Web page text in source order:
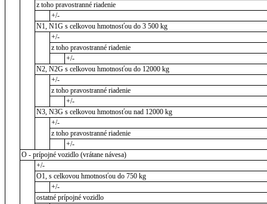
z toho pravostranné riadenie
+/-
N1, N1G s celkovou hmotnosťou do 3 500 kg
+/-
z toho pravostranné riadenie
+/-
N2, N2G s celkovou hmotnosťou do 12000 kg
+/-
z toho pravostranné riadenie
+/-
N3, N3G s celkovou hmotnosťou nad 12000 kg
+/-
z toho pravostranné riadenie
+/-
O - prípojné vozidlo (vrátane návesa)
+/-
O1, s celkovou hmotnosťou do 750 kg
+/-
ostatné prípojné vozidlo